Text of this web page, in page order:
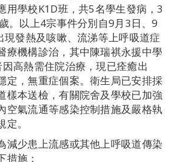
用學校K1D班，共5名學生發病，3
。以上4宗事件分別自9月3日、9
現發熱及咳嗽、流涕等上呼吸道症
療機構診治，其中陳瑞祺永援中學
因高熱需住院治療，現已痊癒出
定，無重症個案。衛生局已安排採
樣本送檢，有關院舍及學校已加強
空氣流通等感染控制措施及嚴格執
。
減少患上流感或其他上呼吸道傳染
措施：